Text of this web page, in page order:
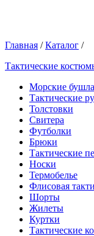
Главная /Каталог /
Тактические
Морские
Тактические
Толстовки
Свитера
Футболки
Брюки
Тактические
Носки
Термобелье
Флисовая
Шорты
Жилеты
Куртки
Тактические